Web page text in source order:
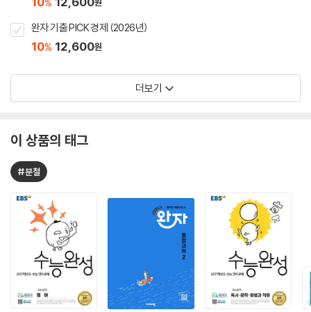
완자 기출 PICK 경제 (2026년)
10% 12,600원
더보기
이 상품의 태그
#분철